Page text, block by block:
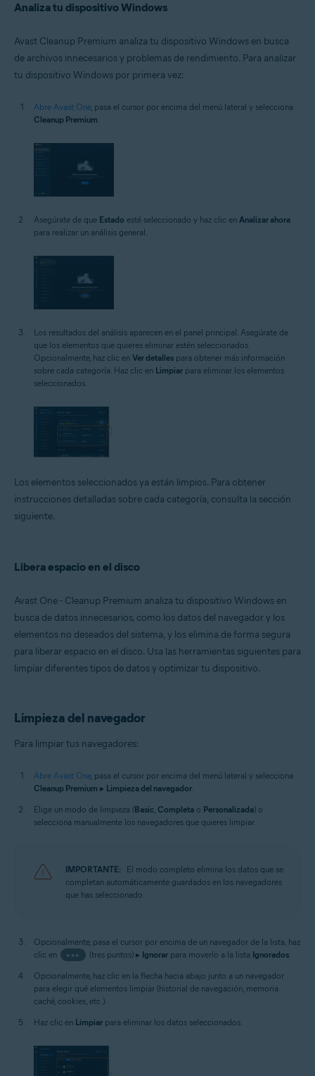
Analiza tu dispositivo Windows
Avast Cleanup Premium analiza tu dispositivo Windows en busca
de archivos innecesarios y problemas de rendimiento. Para analizar
tu dispositivo Windows por primera vez:
Abre Avast One, pasa el cursor por encima del menú lateral y selecciona
Cleanup Premium.
Asegúrate de que Estado esté seleccionado y haz clic en Analizar ahora
para realizar un análisis general.
Los resultados del análisis aparecen en el panel principal. Asegúrate de
que los elementos que quieres eliminar estén seleccionados.
Opcionalmente, haz clic en Ver detalles para obtener más información
sobre cada categoría. Haz clic en Limpiar para eliminar los elementos
seleccionados.
Los elementos seleccionados ya están limpios. Para obtener
instrucciones detalladas sobre cada categoría, consulta la sección
siguiente.
Libera espacio en el disco
Avast One - Cleanup Premium analiza tu dispositivo Windows en
busca de datos innecesarios, como los datos del navegador y los
elementos no deseados del sistema, y los elimina de forma segura
para liberar espacio en el disco. Usa las herramientas siguientes para
limpiar diferentes tipos de datos y optimizar tu dispositivo.
Limpieza del navegador
Para limpiar tus navegadores:
Abre Avast One, pasa el cursor por encima del menú lateral y selecciona
Cleanup Premium ▸ Limpieza del navegador.
Elige un modo de limpieza (Basic, Completa o Personalizada) o
selecciona manualmente los navegadores que quieres limpiar.
IMPORTANTE:
El modo completo elimina los datos que se
completan automáticamente guardados en los navegadores
que has seleccionado.
Opcionalmente, pasa el cursor por encima de un navegador de la lista, haz
clic en
••• (tres puntos) ▸ Ignorarpara moverlo a la lista Ignorados.
Opcionalmente, haz clic en la flecha hacia abajo junto a un navegador
para elegir qué elementos limpiar (historial de navegación, memoria
caché, cookies, etc.).
Haz clic en Limpiar para eliminar los datos seleccionados.